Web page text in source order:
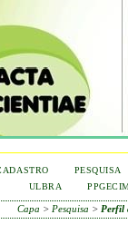
PESQUISA
ULBRA
Capa > Pesquisa > Perfil